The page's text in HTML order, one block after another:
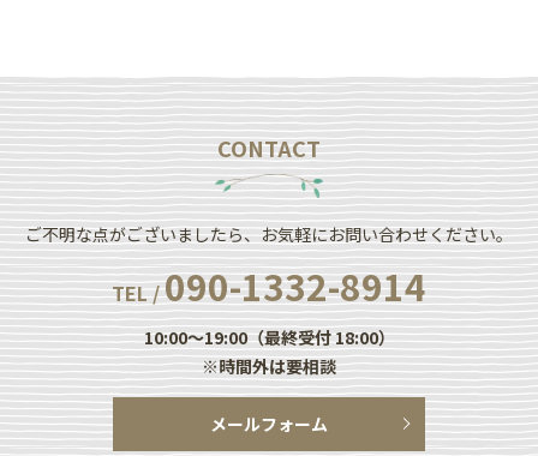
CONTACT
ご不明な点がございましたら、お気軽にお問い合わせください。
TEL /090-1332-8914
10:00～19:00（最終受付 18:00）
※時間外は要相談
メールフォーム